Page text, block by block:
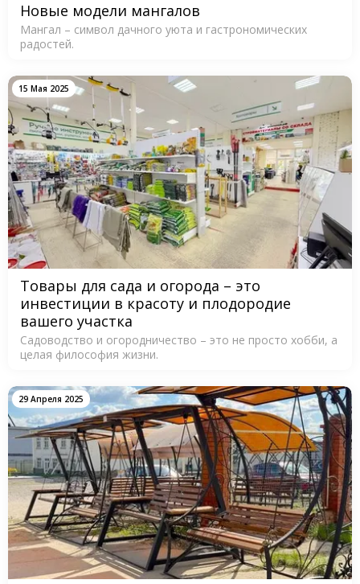
Новые модели мангалов
Мангал – символ дачного уюта и гастрономических
радостей.
15 Мая 2025
Товары для сада и огорода – это
инвестиции в красоту и плодородие
вашего участка
Садоводство и огородничество – это не просто хобби, а
целая философия жизни.
29 Апреля 2025